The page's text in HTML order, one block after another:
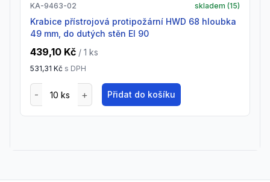
KA-9463-02 skladem (15)
Krabice přístrojová protipožární HWD 68 hloubka
49 mm, do dutých stěn EI 90
439,10 Kč / 1 ks
531,31 Kč s DPH
Přidat do košíku